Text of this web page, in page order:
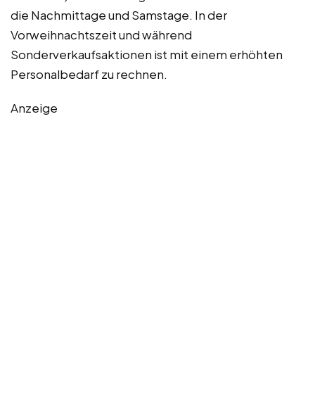
die Nachmittage und Samstage. In der
Vorweihnachtszeit und während
Sonderverkaufsaktionen ist mit einem erhöhten
Personalbedarf zu rechnen.
Anzeige